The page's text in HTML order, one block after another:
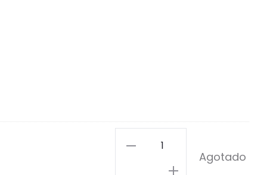
Amor
Agotado